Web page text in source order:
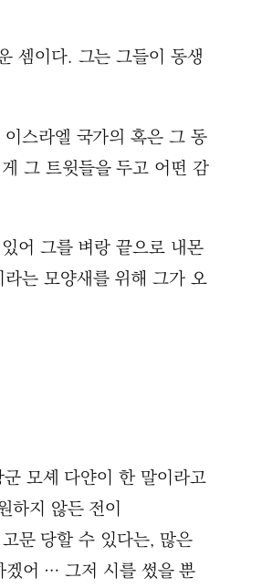
셈이다. 그는 그들이 동생
스라엘 국가의 혹은 그 동
그 트윗들을 두고 어떤 감
어 그를 벼랑 끝으로 내몬
는 모양새를 위해 그가 오
모셰 다얀이 한 말이라고
하지 않든 전이
문 당할 수 있다는, 많은
겠어 … 그저 시를 썼을 뿐